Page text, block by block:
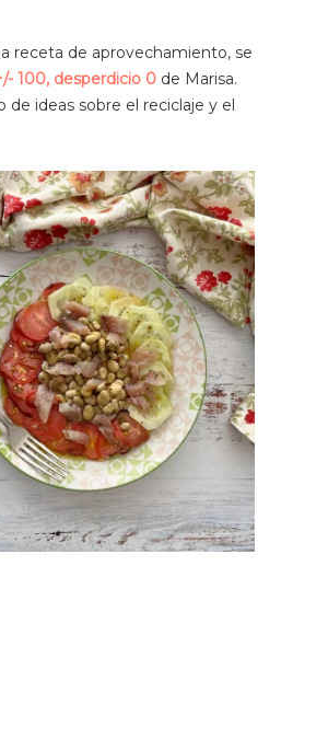
receta de aprovechamiento, se
100, desperdicio 0 de Marisa.
de ideas sobre el reciclaje y el